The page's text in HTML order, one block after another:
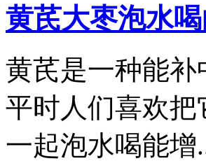
黄芪大枣泡水
黄芪是一种能
平时人们喜欢
一起泡水喝能增